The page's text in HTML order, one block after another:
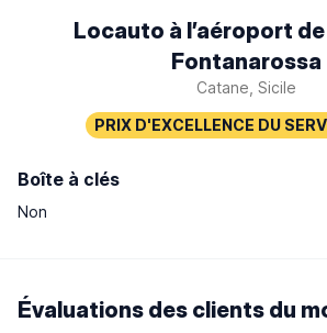
Locauto à l’aéroport
Fontanarossa
Catane, Sicile
Boîte à clés
Non
Évaluations des clients du